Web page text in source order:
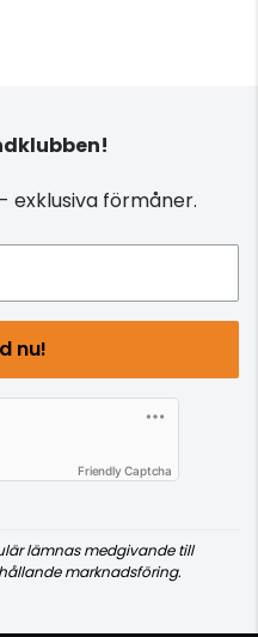
exklusiva förmåner.
nu!
Friendly Captcha
lämnas medgivande till
marknadsföring.